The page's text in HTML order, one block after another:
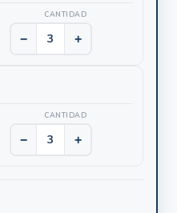
CANTIDAD
− +
CANTIDAD
− +